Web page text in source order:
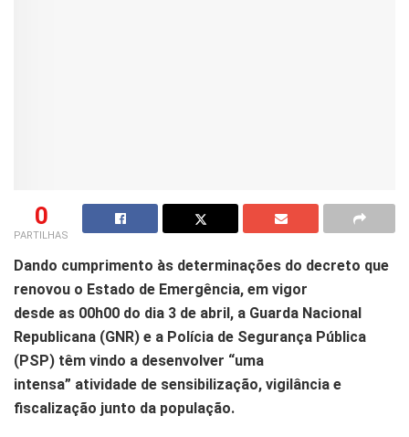
0
PARTILHAS
Dando cumprimento às determinações do decreto que
renovou o Estado de Emergência, em vigor
desde ‪as 00h00 do dia 3 de abril, a Guarda Nacional
Republicana (GNR) e a Polícia de Segurança Pública
(PSP) têm vindo a desenvolver “uma
intensa” atividade de sensibilização, vigilância e
fiscalização junto da população.